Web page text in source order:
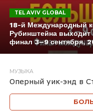
TEL AVIV GLOBAL
18-й Международный
Рубинштейна
финал 3–9 сентября,
МУЗЫКА
Оперный уик-энд в